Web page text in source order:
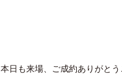
本日も来場、ご成約ありがと